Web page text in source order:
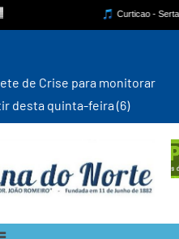
de Crise para monitorar
desta quinta-feira (6)